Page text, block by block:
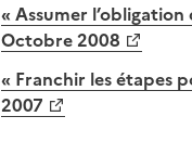
« Assumer
Octobre 2008
« Franchir les étapes
2007